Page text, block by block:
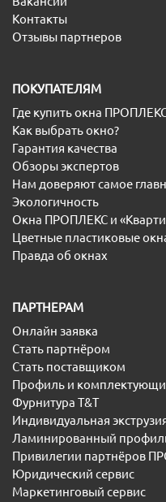
Контакты
Отзывы партнеров
ПОКУПАТЕЛЯМ
Где купить окна
Как выбрать окно?
Гарантия качества
Обзоры экспертов
Нам доверяют самое
Экологичность
Окна ПРОПЛЕКС и
Цветные пластиковые
Правда об окнах
ПАРТНЕРАМ
Онлайн заявка
Стать партнёром
Стать поставщиком
Профиль и
Фурнитура T&T
Индивидуальная
Ламинированный
Привилегии партнёров
Юридический сервис
Маркетинговый сервис